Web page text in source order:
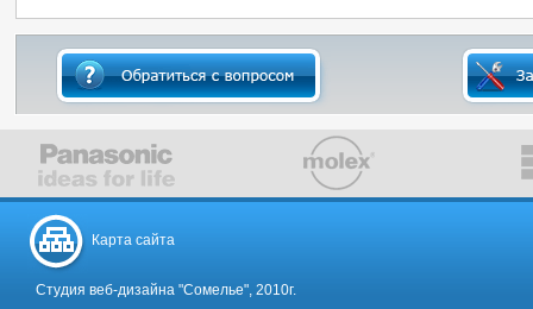
Карта сайта
Студия веб-дизайна "Сомелье", 2010г.